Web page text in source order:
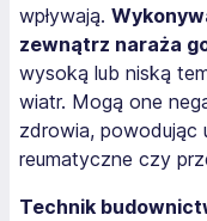
wpływają.
zewnątrz naraża
wysoką lub niską
wiatr. Mogą one
zdrowia, powodując
reumatyczne czy
Technik